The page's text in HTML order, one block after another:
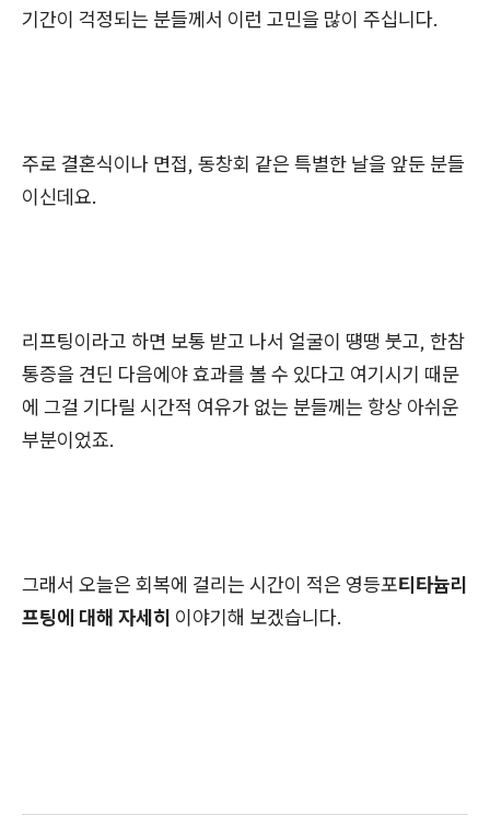
기간이 걱정되는 분들께서 이런 고민을 많이 주십니다.
주로 결혼식이나 면접, 동창회 같은 특별한 날을 앞둔 분들
이신데요.
리프팅이라고 하면 보통 받고 나서 얼굴이 떙땡 붓고, 한참
통증을 견딘 다음에야 효과를 볼 수 있다고 여기시기 때문
에 그걸 기다릴 시간적 여유가 없는 분들께는 항상 아쉬운
부분이었죠.
그래서 오늘은 회복에 걸리는 시간이 적은 영등포티타늄리
프팅에 대해 자세히 이야기해 보겠습니다.